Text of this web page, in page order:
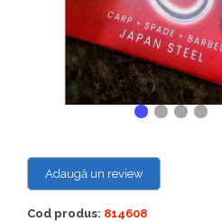
Adaugă un review
Cod produs: 814608